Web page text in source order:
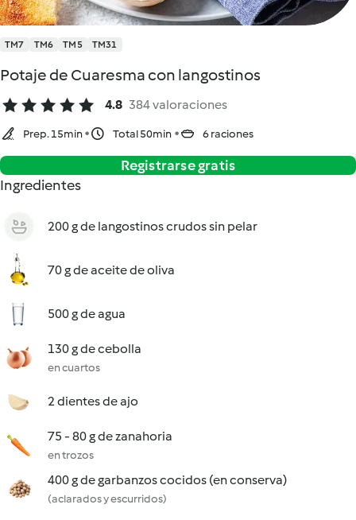
TM7 TM6 TM5 TM31
Potaje de Cuaresma con langostinos
4.8 384 valoraciones
Prep. 15min Total 50min 6 raciones
Registrarse gratis
Ingredientes
200 g de langostinos crudos sin pelar
70 g de aceite de oliva
500 g de agua
130 g de cebolla
en cuartos
2 dientes de ajo
75 - 80 g de zanahoria
en trozos
400 g de garbanzos cocidos (en conserva)
(aclarados y escurridos)